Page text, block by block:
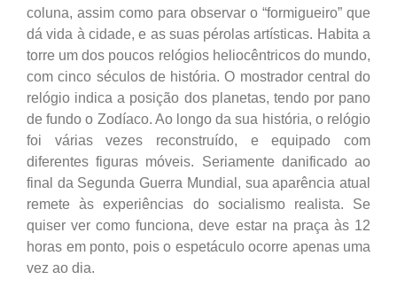
coluna, assim como para observar o “formigueiro” que
dá vida à cidade, e as suas pérolas artísticas. Habita a
torre um dos poucos relógios heliocêntricos do mundo,
com cinco séculos de história. O mostrador central do
relógio indica a posição dos planetas, tendo por pano
de fundo o Zodíaco. Ao longo da sua história, o relógio
foi várias vezes reconstruído, e equipado com
diferentes figuras móveis. Seriamente danificado ao
final da Segunda Guerra Mundial, sua aparência atual
remete às experiências do socialismo realista. Se
quiser ver como funciona, deve estar na praça às 12
horas em ponto, pois o espetáculo ocorre apenas uma
vez ao dia.